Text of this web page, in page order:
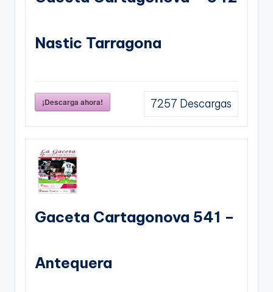
Nastic Tarragona
¡Descarga ahora! 7257 Descargas
Gaceta Cartagonova 541 –
Antequera